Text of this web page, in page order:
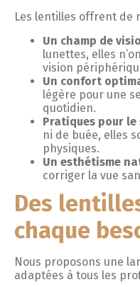
Les lentilles offrent de
Un champ de
lunettes, elles
vision
Un confort
légère pour une
quotidien.
Pratiques pour
ni de buée, elles
physiques.
Un esthétisme
corriger la vue
Des
chaque
Nous proposons une
adaptées à tous les